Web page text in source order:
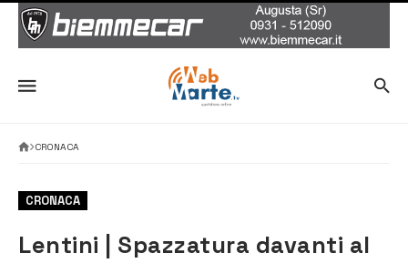
CRONACA
CRONACA
Lentini | Spazzatura davanti al